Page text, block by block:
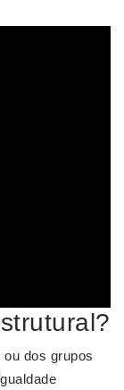
dos grupos